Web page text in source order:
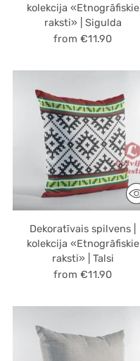
kolekcija «Etnogrāfiskie
raksti» | Sigulda
from €11.90
Dekoratīvais spilvens |
kolekcija «Etnogrāfiskie
raksti» | Talsi
from €11.90